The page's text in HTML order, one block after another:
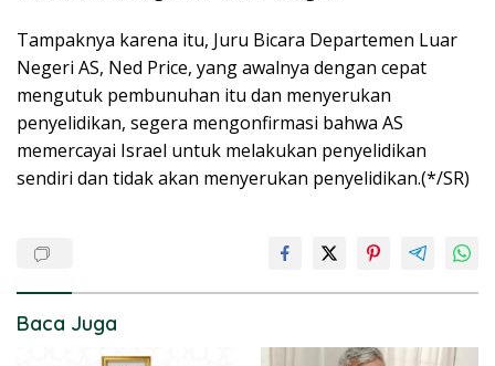
Tampaknya karena itu, Juru Bicara Departemen Luar
Negeri AS, Ned Price, yang awalnya dengan cepat
mengutuk pembunuhan itu dan menyerukan
penyelidikan, segera mengonfirmasi bahwa AS
memercayai Israel untuk melakukan penyelidikan
sendiri dan tidak akan menyerukan penyelidikan.(*/SR)
Baca Juga